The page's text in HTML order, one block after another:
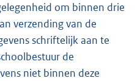
om binnen drie
verzending van de
schriftelijk aan te
de
niet binnen deze